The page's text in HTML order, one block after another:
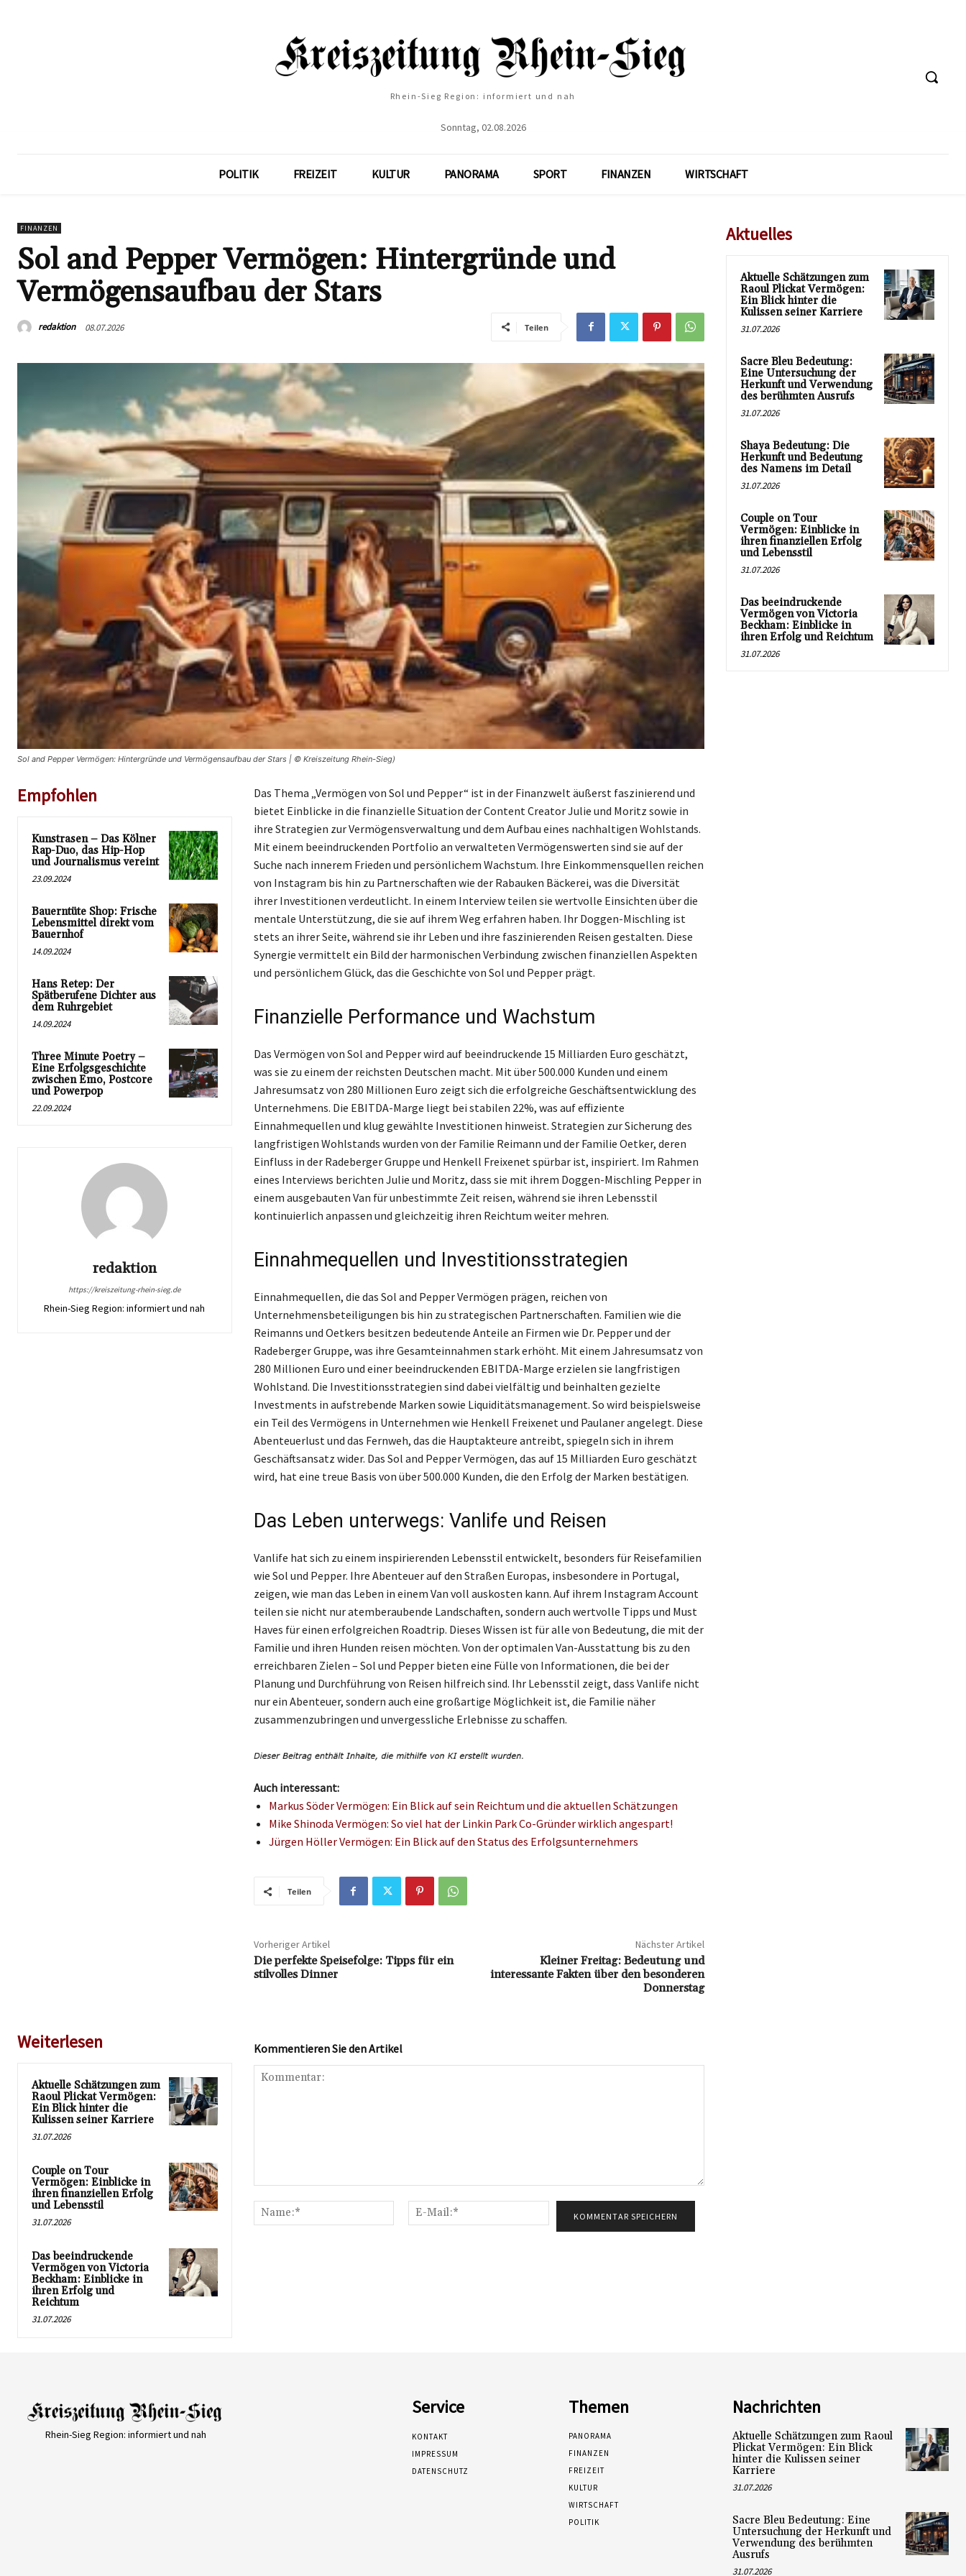
Rhein-Sieg Region: informiert und nah
Sonntag, 02.08.2026
POLITIK FREIZEIT KULTUR PANORAMA SPORT FINANZEN WIRTSCHAFT
FINANZEN
Sol and Pepper Vermögen: Hintergründe und
Vermögensaufbau der Stars
redaktion 08.07.2026 Teilen
Sol and Pepper Vermögen: Hintergründe und Vermögensaufbau der Stars | © Kreiszeitung Rhein-Sieg)
Empfohlen
Kunstrasen – Das Kölner
Rap-Duo, das Hip-Hop
und Journalismus vereint
23.09.2024
Bauerntüte Shop: Frische
Lebensmittel direkt vom
Bauernhof
14.09.2024
Hans Retep: Der
Spätberufene Dichter aus
dem Ruhrgebiet
14.09.2024
Three Minute Poetry –
Eine Erfolgsgeschichte
zwischen Emo, Postcore
und Powerpop
22.09.2024
redaktion
https://kreiszeitung-rhein-sieg.de
Rhein-Sieg Region: informiert und nah
Das Thema „Vermögen von Sol und Pepper“ ist in der Finanzwelt äußerst faszinierend und
bietet Einblicke in die finanzielle Situation der Content Creator Julie und Moritz sowie in
ihre Strategien zur Vermögensverwaltung und dem Aufbau eines nachhaltigen Wohlstands.
Mit einem beeindruckenden Portfolio an verwalteten Vermögenswerten sind sie auf der
Suche nach innerem Frieden und persönlichem Wachstum. Ihre Einkommensquellen reichen
von Instagram bis hin zu Partnerschaften wie der Rabauken Bäckerei, was die Diversität
ihrer Investitionen verdeutlicht. In einem Interview teilen sie wertvolle Einsichten über die
mentale Unterstützung, die sie auf ihrem Weg erfahren haben. Ihr Doggen-Mischling ist
stets an ihrer Seite, während sie ihr Leben und ihre faszinierenden Reisen gestalten. Diese
Synergie vermittelt ein Bild der harmonischen Verbindung zwischen finanziellen Aspekten
und persönlichem Glück, das die Geschichte von Sol und Pepper prägt.
Finanzielle Performance und Wachstum
Das Vermögen von Sol and Pepper wird auf beeindruckende 15 Milliarden Euro geschätzt,
was sie zu einem der reichsten Deutschen macht. Mit über 500.000 Kunden und einem
Jahresumsatz von 280 Millionen Euro zeigt sich die erfolgreiche Geschäftsentwicklung des
Unternehmens. Die EBITDA-Marge liegt bei stabilen 22%, was auf effiziente
Einnahmequellen und klug gewählte Investitionen hinweist. Strategien zur Sicherung des
langfristigen Wohlstands wurden von der Familie Reimann und der Familie Oetker, deren
Einfluss in der Radeberger Gruppe und Henkell Freixenet spürbar ist, inspiriert. Im Rahmen
eines Interviews berichten Julie und Moritz, dass sie mit ihrem Doggen-Mischling Pepper in
einem ausgebauten Van für unbestimmte Zeit reisen, während sie ihren Lebensstil
kontinuierlich anpassen und gleichzeitig ihren Reichtum weiter mehren.
Einnahmequellen und Investitionsstrategien
Einnahmequellen, die das Sol and Pepper Vermögen prägen, reichen von
Unternehmensbeteiligungen bis hin zu strategischen Partnerschaften. Familien wie die
Reimanns und Oetkers besitzen bedeutende Anteile an Firmen wie Dr. Pepper und der
Radeberger Gruppe, was ihre Gesamteinnahmen stark erhöht. Mit einem Jahresumsatz von
280 Millionen Euro und einer beeindruckenden EBITDA-Marge erzielen sie langfristigen
Wohlstand. Die Investitionsstrategien sind dabei vielfältig und beinhalten gezielte
Investments in aufstrebende Marken sowie Liquiditätsmanagement. So wird beispielsweise
ein Teil des Vermögens in Unternehmen wie Henkell Freixenet und Paulaner angelegt. Diese
Abenteuerlust und das Fernweh, das die Hauptakteure antreibt, spiegeln sich in ihrem
Geschäftsansatz wider. Das Sol and Pepper Vermögen, das auf 15 Milliarden Euro geschätzt
wird, hat eine treue Basis von über 500.000 Kunden, die den Erfolg der Marken bestätigen.
Das Leben unterwegs: Vanlife und Reisen
Vanlife hat sich zu einem inspirierenden Lebensstil entwickelt, besonders für Reisefamilien
wie Sol und Pepper. Ihre Abenteuer auf den Straßen Europas, insbesondere in Portugal,
zeigen, wie man das Leben in einem Van voll auskosten kann. Auf ihrem Instagram Account
teilen sie nicht nur atemberaubende Landschaften, sondern auch wertvolle Tipps und Must
Haves für einen erfolgreichen Roadtrip. Dieses Wissen ist für alle von Bedeutung, die mit der
Familie und ihren Hunden reisen möchten. Von der optimalen Van-Ausstattung bis zu den
erreichbaren Zielen – Sol und Pepper bieten eine Fülle von Informationen, die bei der
Planung und Durchführung von Reisen hilfreich sind. Ihr Lebensstil zeigt, dass Vanlife nicht
nur ein Abenteuer, sondern auch eine großartige Möglichkeit ist, die Familie näher
zusammenzubringen und unvergessliche Erlebnisse zu schaffen.
Auch interessant:
Markus Söder Vermögen: Ein Blick auf sein Reichtum und die aktuellen Schätzungen
Mike Shinoda Vermögen: So viel hat der Linkin Park Co-Gründer wirklich angespart!
Jürgen Höller Vermögen: Ein Blick auf den Status des Erfolgsunternehmers
Teilen
Vorheriger Artikel
Die perfekte Speisefolge: Tipps für ein
stilvolles Dinner
Nächster Artikel
Kleiner Freitag: Bedeutung und
interessante Fakten über den besonderen
Donnerstag
Weiterlesen
Aktuelle Schätzungen zum
Raoul Plickat Vermögen:
Ein Blick hinter die
Kulissen seiner Karriere
31.07.2026
Couple on Tour
Vermögen: Einblicke in
ihren finanziellen Erfolg
und Lebensstil
31.07.2026
Das beeindruckende
Vermögen von Victoria
Beckham: Einblicke in
ihren Erfolg und
Reichtum
31.07.2026
Kommentieren Sie den Artikel
Name:*
Mail:*
Aktuelles
Aktuelle Schätzungen zum
Raoul Plickat Vermögen:
Ein Blick hinter die
Kulissen seiner Karriere
31.07.2026
Sacre Bleu Bedeutung:
Eine Untersuchung der
Herkunft und Verwendung
des berühmten Ausrufs
31.07.2026
Shaya Bedeutung: Die
Herkunft und Bedeutung
des Namens im Detail
31.07.2026
Couple on Tour
Vermögen: Einblicke in
ihren finanziellen Erfolg
und Lebensstil
31.07.2026
Das beeindruckende
Vermögen von Victoria
Beckham: Einblicke in
ihren Erfolg und Reichtum
31.07.2026
Rhein-Sieg Region: informiert und nah
Service
KONTAKT
IMPRESSUM
DATENSCHUTZ
Themen
PANORAMA
FINANZEN
FREIZEIT
KULTUR
WIRTSCHAFT
POLITIK
Nachrichten
Aktuelle Schätzungen zum Raoul
Plickat Vermögen: Ein Blick
hinter die Kulissen seiner
Karriere
31.07.2026
Sacre Bleu Bedeutung: Eine
Untersuchung der Herkunft und
Verwendung des berühmten
Ausrufs
31.07.2026